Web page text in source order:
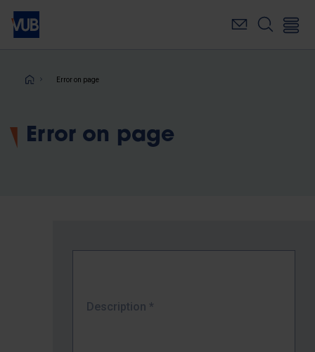
Skip
main
Breadcrumb
Error on page
Error on page
Description *